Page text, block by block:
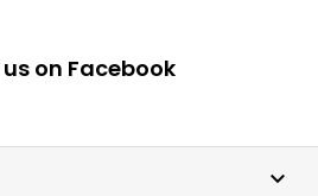
on Facebook
